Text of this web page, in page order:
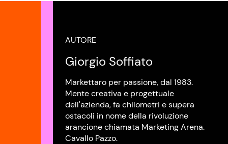
AUTORE
Giorgio Soffiato
Markettaro per passione, dal 1983.
Mente creativa e progettuale
dell'azienda, fa chilometri e supera
ostacoli in nome della rivoluzione
arancione chiamata Marketing Arena.
Cavallo Pazzo.